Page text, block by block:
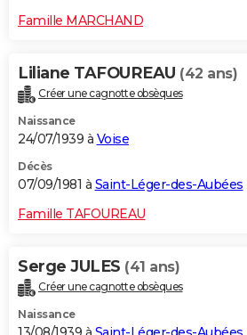
Famille MARCHAND
Liliane TAFOUREAU (42 ans)
Créer une cagnotte obsèques
Naissance
24/07/1939 à Voise
Décès
07/09/1981 à Saint-Léger-des-Aubées
Famille TAFOUREAU
Serge JULES (41 ans)
Créer une cagnotte obsèques
Naissance